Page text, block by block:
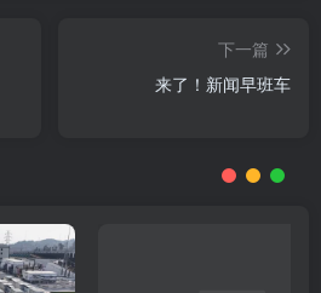
下一篇
来了！新闻早班车